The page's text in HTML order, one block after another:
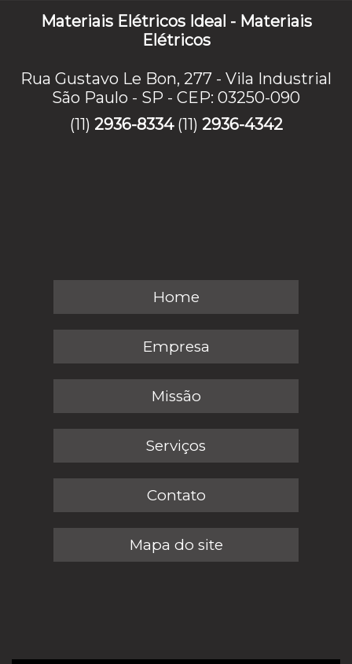
Materiais Elétricos Ideal - Materiais
Elétricos
Rua Gustavo Le Bon, 277 - Vila Industrial
São Paulo - SP - CEP: 03250-090
(11) 2936-8334 (11) 2936-4342
Home
Empresa
Missão
Serviços
Contato
Mapa do site